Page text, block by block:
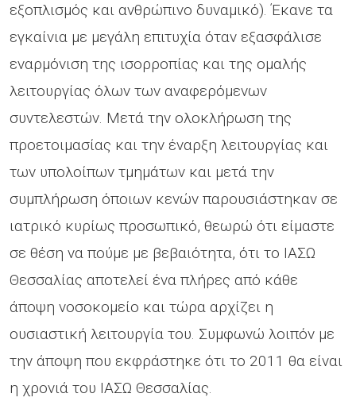
εξοπλισμός και ανθρώπινο δυναμικό). Έκανε τα
εγκαίνια με μεγάλη επιτυχία όταν εξασφάλισε
εναρμόνιση της ισορροπίας και της ομαλής
λειτουργίας όλων των αναφερόμενων
συντελεστών. Μετά την ολοκλήρωση της
προετοιμασίας και την έναρξη λειτουργίας και
των υπολοίπων τμημάτων και μετά την
συμπλήρωση όποιων κενών παρουσιάστηκαν σε
ιατρικό κυρίως προσωπικό, θεωρώ ότι είμαστε
σε θέση να πούμε με βεβαιότητα, ότι το ΙΑΣΩ
Θεσσαλίας αποτελεί ένα πλήρες από κάθε
άποψη νοσοκομείο και τώρα αρχίζει η
ουσιαστική λειτουργία του. Συμφωνώ λοιπόν με
την άποψη που εκφράστηκε ότι το 2011 θα είναι
η χρονιά του ΙΑΣΩ Θεσσαλίας.